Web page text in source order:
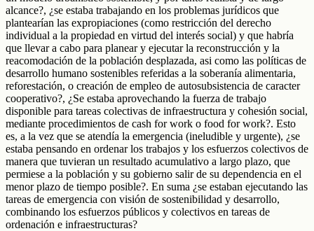
alcance?, ¿se estaba trabajando en los problemas jurídicos que
plantearían las expropiaciones (como restricción del derecho
individual a la propiedad en virtud del interés social) y que habría
que llevar a cabo para planear y ejecutar la reconstrucción y la
reacomodación de la población desplazada, asi como las políticas de
desarrollo humano sostenibles referidas a la soberanía alimentaria,
reforestación, o creación de empleo de autosubsistencia de caracter
cooperativo?, ¿Se estaba aprovechando la fuerza de trabajo
disponible para tareas colectivas de infraestructura y cohesión social,
mediante procedimientos de cash for work o food for work?. Esto
es, a la vez que se atendía la emergencia (ineludible y urgente), ¿se
estaba pensando en ordenar los trabajos y los esfuerzos colectivos de
manera que tuvieran un resultado acumulativo a largo plazo, que
permiese a la población y su gobierno salir de su dependencia en el
menor plazo de tiempo posible?. En suma ¿se estaban ejecutando las
tareas de emergencia con visión de sostenibilidad y desarrollo,
combinando los esfuerzos públicos y colectivos en tareas de
ordenación e infraestructuras?